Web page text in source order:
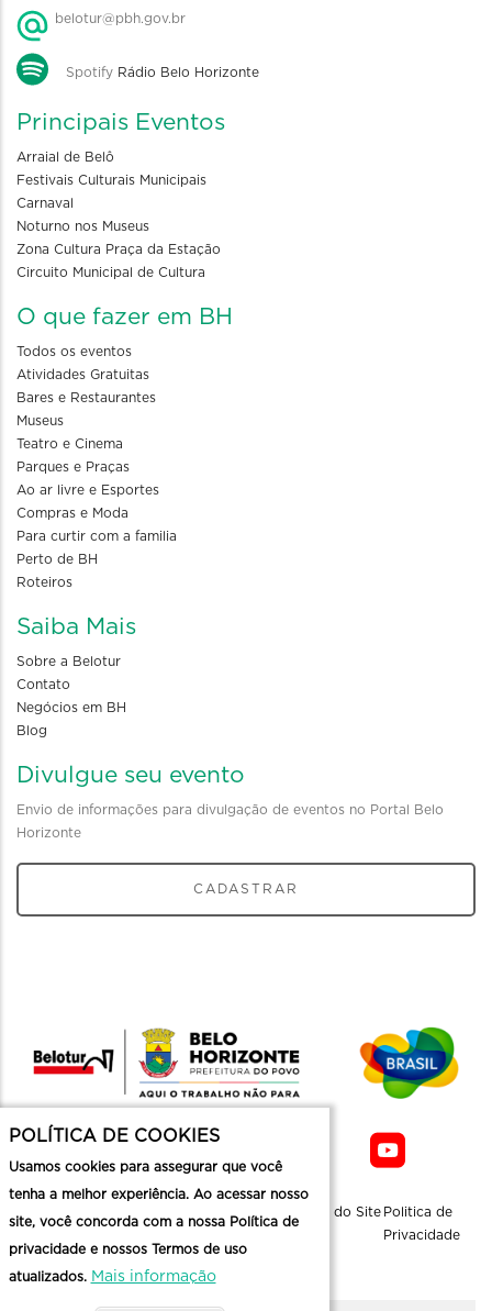
belotur@pbh.gov.br
Spotify Rádio Belo Horizonte
Principais Eventos
Arraial de Belô
Festivais Culturais Municipais
Carnaval
Noturno nos Museus
Zona Cultura Praça da Estação
Circuito Municipal de Cultura
O que fazer em BH
Todos os eventos
Atividades Gratuitas
Bares e Restaurantes
Museus
Teatro e Cinema
Parques e Praças
Ao ar livre e Esportes
Compras e Moda
Para curtir com a familia
Perto de BH
Roteiros
Saiba Mais
Sobre a Belotur
Contato
Negócios em BH
Blog
Divulgue seu evento
Envio de informações para divulgação de eventos no Portal Belo
Horizonte
CADASTRAR
Mapa do Site Politica de
Privacidade
POLÍTICA DE COOKIES
Usamos cookies para assegurar que você
tenha a melhor experiência. Ao acessar nosso
site, você concorda com a nossa Política de
privacidade e nossos Termos de uso
atualizados. Mais informação